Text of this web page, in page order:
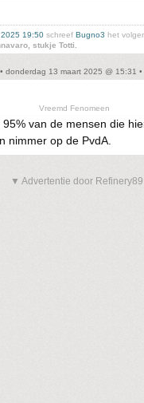
19:50 schreef Bugno3 het
stukje Totti.
• donderdag 13 maart 2025 @ 15:31 •
Vreemd Fenomeen
95% van de mensen die
nimmer op de PvdA.
▼ Advertentie door Refinery89